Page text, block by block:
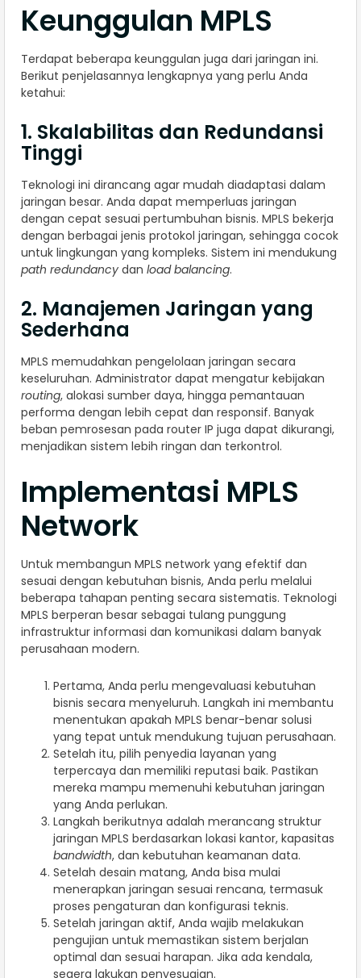
Keunggulan MPLS
Terdapat beberapa keunggulan juga dari jaringan ini.
Berikut penjelasannya lengkapnya yang perlu Anda
ketahui:
1. Skalabilitas dan Redundansi
Tinggi
Teknologi ini dirancang agar mudah diadaptasi dalam
jaringan besar. Anda dapat memperluas jaringan
dengan cepat sesuai pertumbuhan bisnis. MPLS bekerja
dengan berbagai jenis protokol jaringan, sehingga cocok
untuk lingkungan yang kompleks. Sistem ini mendukung
path redundancy dan load balancing.
2. Manajemen Jaringan yang
Sederhana
MPLS memudahkan pengelolaan jaringan secara
keseluruhan. Administrator dapat mengatur kebijakan
routing, alokasi sumber daya, hingga pemantauan
performa dengan lebih cepat dan responsif. Banyak
beban pemrosesan pada router IP juga dapat dikurangi,
menjadikan sistem lebih ringan dan terkontrol.
Implementasi MPLS
Network
Untuk membangun MPLS network yang efektif dan
sesuai dengan kebutuhan bisnis, Anda perlu melalui
beberapa tahapan penting secara sistematis. Teknologi
MPLS berperan besar sebagai tulang punggung
infrastruktur informasi dan komunikasi dalam banyak
perusahaan modern.
Pertama, Anda perlu mengevaluasi kebutuhan
bisnis secara menyeluruh. Langkah ini membantu
menentukan apakah MPLS benar-benar solusi
yang tepat untuk mendukung tujuan perusahaan.
Setelah itu, pilih penyedia layanan yang
terpercaya dan memiliki reputasi baik. Pastikan
mereka mampu memenuhi kebutuhan jaringan
yang Anda perlukan.
Langkah berikutnya adalah merancang struktur
jaringan MPLS berdasarkan lokasi kantor, kapasitas
bandwidth, dan kebutuhan keamanan data.
Setelah desain matang, Anda bisa mulai
menerapkan jaringan sesuai rencana, termasuk
proses pengaturan dan konfigurasi teknis.
Setelah jaringan aktif, Anda wajib melakukan
pengujian untuk memastikan sistem berjalan
optimal dan sesuai harapan. Jika ada kendala,
segera lakukan penyesuaian.